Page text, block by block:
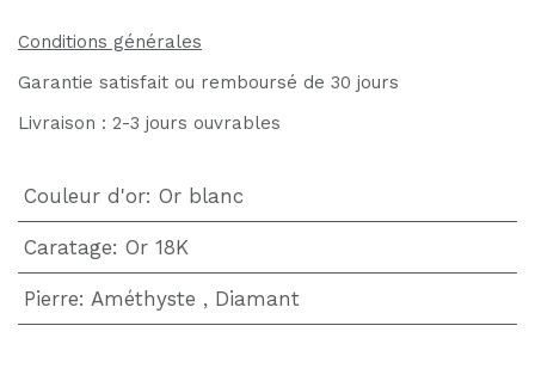
Conditions générales
Garantie satisfait ou remboursé de 30 jours
Livraison : 2-3 jours ouvrables
Couleur d'or: Or blanc
Caratage: Or 18K
Pierre: Améthyste , Diamant